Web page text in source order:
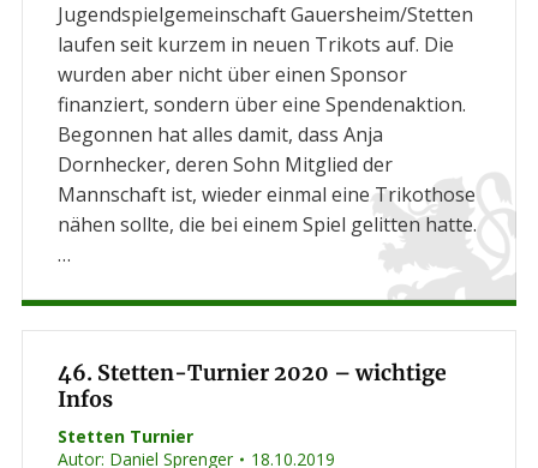
Jugendspielgemeinschaft Gauersheim/Stetten
laufen seit kurzem in neuen Trikots auf. Die
wurden aber nicht über einen Sponsor
finanziert, sondern über eine Spendenaktion.
Begonnen hat alles damit, dass Anja
Dornhecker, deren Sohn Mitglied der
Mannschaft ist, wieder einmal eine Trikothose
nähen sollte, die bei einem Spiel gelitten hatte.
…
46. Stetten-Turnier 2020 – wichtige
Infos
Stetten Turnier
Autor: Daniel Sprenger 18.10.2019